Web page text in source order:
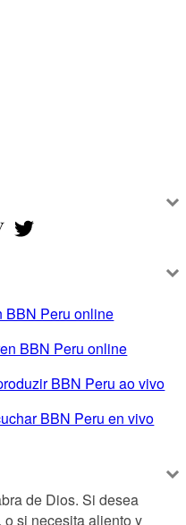
BBN Peru online
BBN Peru online
BBN Peru ao vivo
BBN Peru en vivo
de Dios. Si desea
si necesita aliento y